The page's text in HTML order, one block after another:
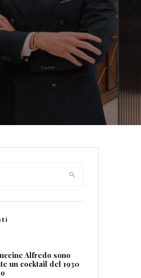
Alfredo sono
un cocktail del 1930